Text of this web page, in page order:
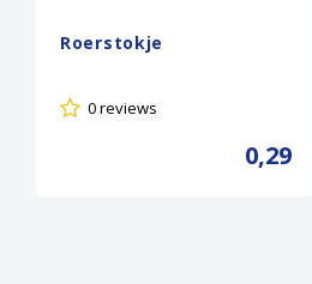
Roerstokje
0 reviews
0,29